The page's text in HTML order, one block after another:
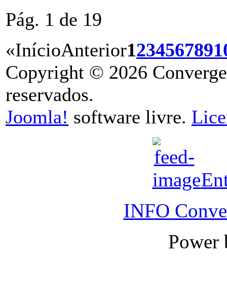
Pág. 1 de 19
«InícioAnterior123456789
Copyright © 2026
reservados.
Joomla! software livre.
INFO